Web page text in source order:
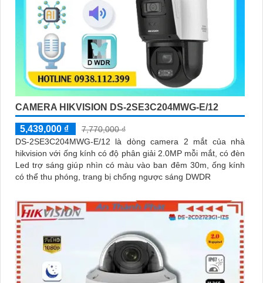
CAMERA HIKVISION DS-2SE3C204MWG-E/12
5,439,000 ₫
7,770,000 ₫
DS-2SE3C204MWG-E/12 là dòng camera 2 mắt của nhà
hikvision với ống kính có độ phân giải 2.0MP mỗi mắt, có đèn
Led trợ sáng giúp nhìn có màu vào ban đêm 30m, ống kính
có thể thu phóng, trang bị chống ngược sáng DWDR